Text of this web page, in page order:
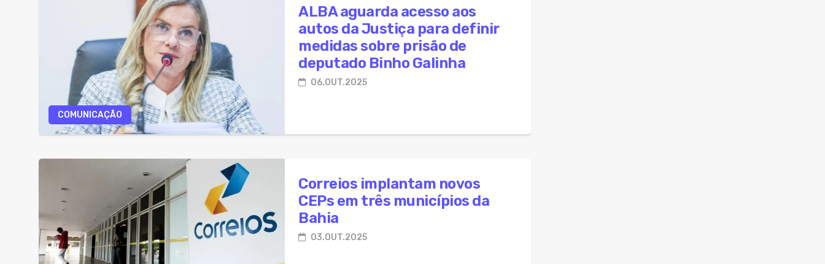
COMUNICAÇÃO
ALBA aguarda acesso aos
autos da Justiça para definir
medidas sobre prisão de
deputado Binho Galinha
06.OUT.2025
Correios implantam novos
CEPs em três municípios da
Bahia
03.OUT.2025